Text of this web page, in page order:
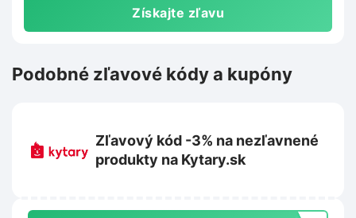
Získajte zľavu
Podobné zľavové kódy a kupóny
Zľavový kód -3% na nezľavnené
produkty na Kytary.sk